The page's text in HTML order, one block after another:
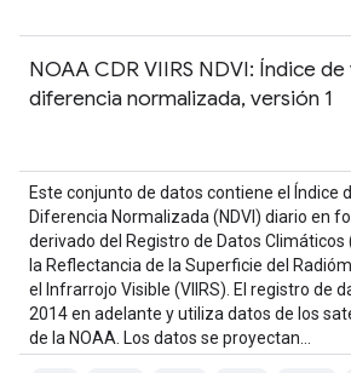
NOAA CDR VIIRS NDVI: Índice
diferencia normalizada, versión 1
Este conjunto de datos contiene el Índice
Diferencia Normalizada (NDVI) diario en
derivado del Registro de Datos Climáticos
la Reflectancia de la Superficie del
el Infrarrojo Visible (VIIRS). El registro de
2014 en adelante y utiliza datos de los
de la NOAA. Los datos se proyectan…